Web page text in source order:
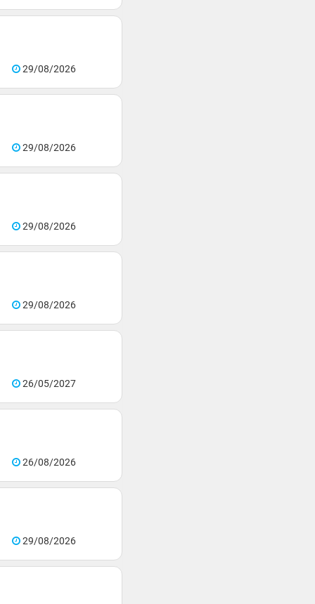
29/08/2026
29/08/2026
29/08/2026
29/08/2026
26/05/2027
26/08/2026
29/08/2026